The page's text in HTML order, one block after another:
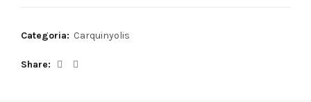
Categoria: Carquinyolis
Share